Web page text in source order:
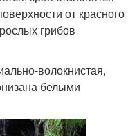
от красного
грибов
волокнистая,
белыми